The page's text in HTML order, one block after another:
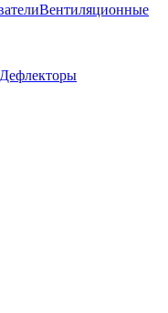
Вентиляционные
Дефлекторы